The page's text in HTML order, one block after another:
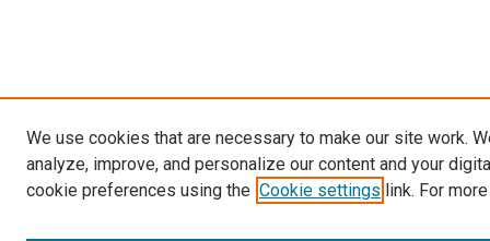
We use cookies that are necessary to make our site work.
analyze, improve, and personalize our content and your
cookie preferences using the Cookie settings link. For